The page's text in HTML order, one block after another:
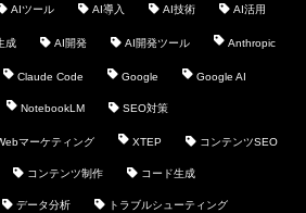
AIツール AI導入 AI技術 AI活用
成 AI開発 AI開発ツール Anthropic
Claude Code Google Google AI
NotebookLM SEO対策
マーケティング XTEP コンテンツSEO
コンテンツ制作 コード生成
データ分析 トラブルシューティング